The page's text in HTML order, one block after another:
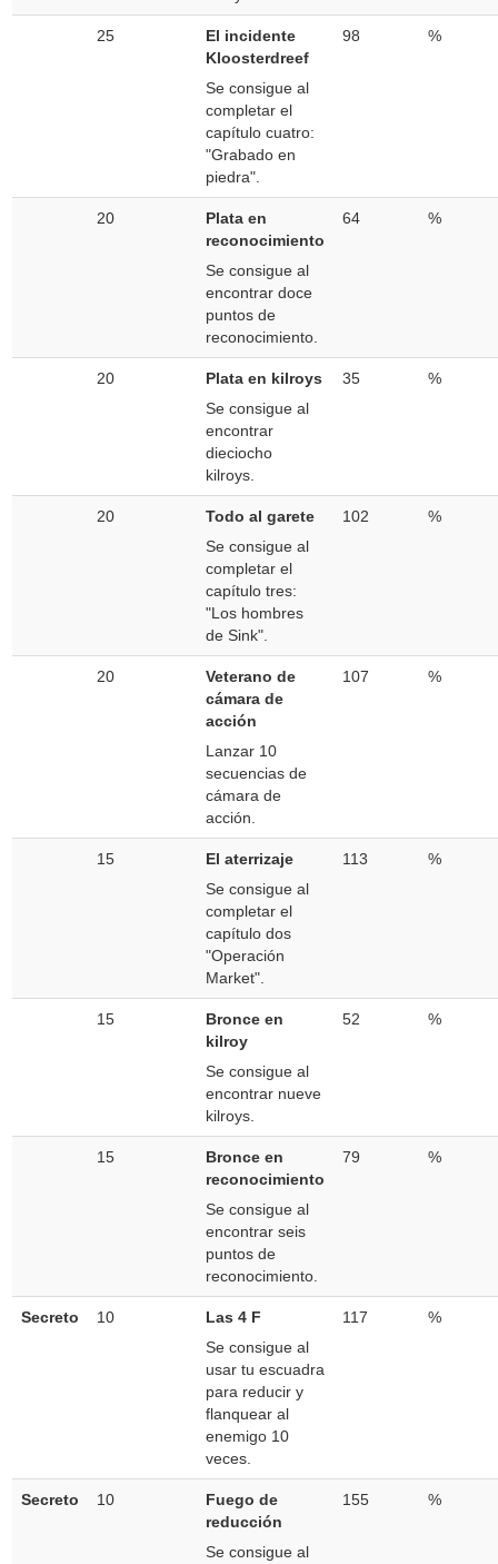
25
El incidente
Kloosterdreef
Se consigue al
completar el
capítulo cuatro:
"Grabado en
piedra".
98 %
20
Plata en
reconocimiento
Se consigue al
encontrar doce
puntos de
reconocimiento.
64 %
20
Plata en kilroys
Se consigue al
encontrar
dieciocho
kilroys.
35 %
20
Todo al garete
Se consigue al
completar el
capítulo tres:
"Los hombres
de Sink".
102 %
20
Veterano de
cámara de
acción
Lanzar 10
secuencias de
cámara de
acción.
107 %
15
El aterrizaje
Se consigue al
completar el
capítulo dos
"Operación
Market".
113 %
15
Bronce en
kilroy
Se consigue al
encontrar nueve
kilroys.
52 %
15
Bronce en
reconocimiento
Se consigue al
encontrar seis
puntos de
reconocimiento.
79 %
Secreto 10
Las 4 F
Se consigue al
usar tu escuadra
para reducir y
flanquear al
enemigo 10
veces.
117 %
Secreto 10
Fuego de
reducción
Se consigue al
155 %